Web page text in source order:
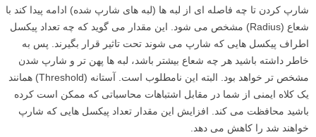
شارپ کردن تا چه فاصله ای از لبه ها (لبه های شارپ شده) ادامه پیدا کند با
شعاع (Radius) مشخص می شود. این مقدار می گوید که چه تعداد پیکسل
اطراف پیکسل هایی که شارپ می شوند تحت تاثیر قرار بگیرند. پس به
خاطر داشته باشید هر چه شعاع بیشتر باشد، لبه ها پهن تر و شارپ شدن
مشخص تر خواهد بود. البته این نامطلوب است. آستانه (Threshold) همانند
یک کلاه ایمنی از شما در مقابل اشتباهات محاسباتی که ممکن است کرده
باشید محافظت می کند. افزایش این مقدار تعداد پیکسل هایی که شارپ
خواهند شد را کاهش می دهد.